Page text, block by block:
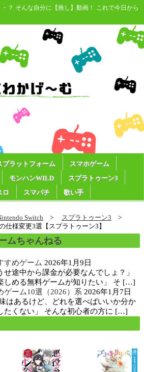
？ そんな自分に【推し】動画！ これで今日から
プラットフォーム
スマホゲーム
モンハンWILD
スプラトゥーン3
ロ スマパチ 歌い手
Switch
スプラトゥーン3
仕様変更3選【スプラトゥーン3】
ムちゃんねる
すめゲーム 2026年1月9日
せ途中から課金が必要なんでしょ？」
しめる無料ゲームが知りたい」 そ […]
ゲーム10選（2026）系 2026年1月7日
はあるけど、どれを選べばいいか分か
たくない」 そんな初心者の方に […]